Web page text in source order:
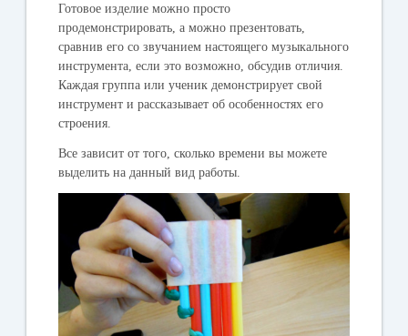
Готовое изделие можно просто
продемонстрировать, а можно презентовать,
сравнив его со звучанием настоящего музыкального
инструмента, если это возможно, обсудив отличия.
Каждая группа или ученик демонстрирует свой
инструмент и рассказывает об особенностях его
строения.
Все зависит от того, сколько времени вы можете
выделить на данный вид работы.